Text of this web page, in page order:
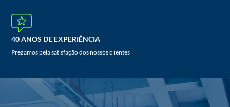
40 ANOS DE EXPERIÊNCIA
Prezamos pela satisfação dos nossos clientes